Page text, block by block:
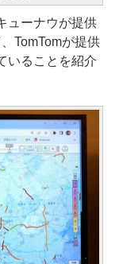
ューナウが提供
TomTomが提供
いることを紹介